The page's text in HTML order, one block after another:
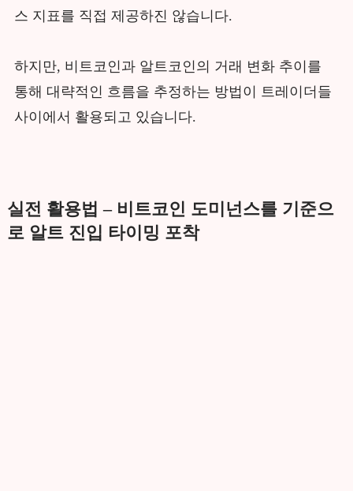
스 지표를 직접 제공하진 않습니다.
하지만, 비트코인과 알트코인의 거래 변화 추이를
통해 대략적인 흐름을 추정하는 방법이 트레이더들
사이에서 활용되고 있습니다.
실전 활용법 – 비트코인 도미넌스를 기준으
로 알트 진입 타이밍 포착